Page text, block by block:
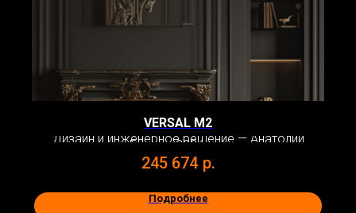
VERSAL M2
Дизайн и инженерное решение — Анатолий
Бежко. 2024 год
245 674 р.
Подробнее